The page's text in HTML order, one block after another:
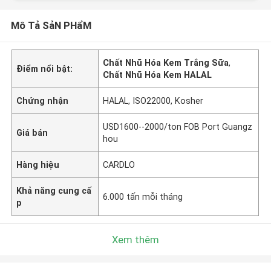
Mô Tả SảN PHẩM
Điểm nổi bật:
Chất Nhũ Hóa Kem Trắng Sữa,
Chất Nhũ Hóa Kem HALAL
Chứng nhận HALAL, ISO22000, Kosher
Giá bán
USD1600--2000/ton FOB Port Guangz
hou
Hàng hiệu CARDLO
Khả năng cung cấ
p
6.000 tấn mỗi tháng
Xem thêm